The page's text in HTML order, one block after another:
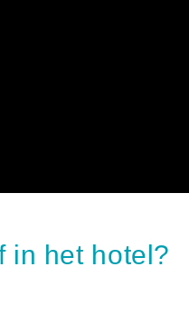
in het hotel?